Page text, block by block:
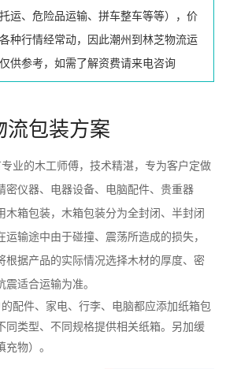
运、危险品运输、拼车整车等等），价
种行情经常动，因此潮州到林芝物流运
供参考，如需了解资费请来电咨询
流包装方案
业的木工师傅，技术精湛，专为客户定做
密仪器、电器设备、电脑配件、贵重器
木箱包装，木箱包装分为全封闭、半封闭
输途中由于碰撞、震荡所造成的损失，
根据产品的实际情况选择木材的厚度、密
适合运输为准。
配件、家电、行李、电脑都应添加纸箱包
同类型、不同规格提供相关纸箱。另加缓
物）。